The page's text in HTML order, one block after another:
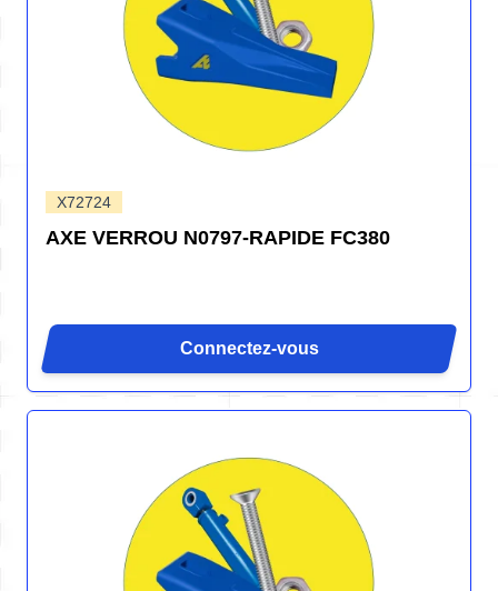
X72724
AXE VERROU N0797-RAPIDE FC380
Connectez-vous